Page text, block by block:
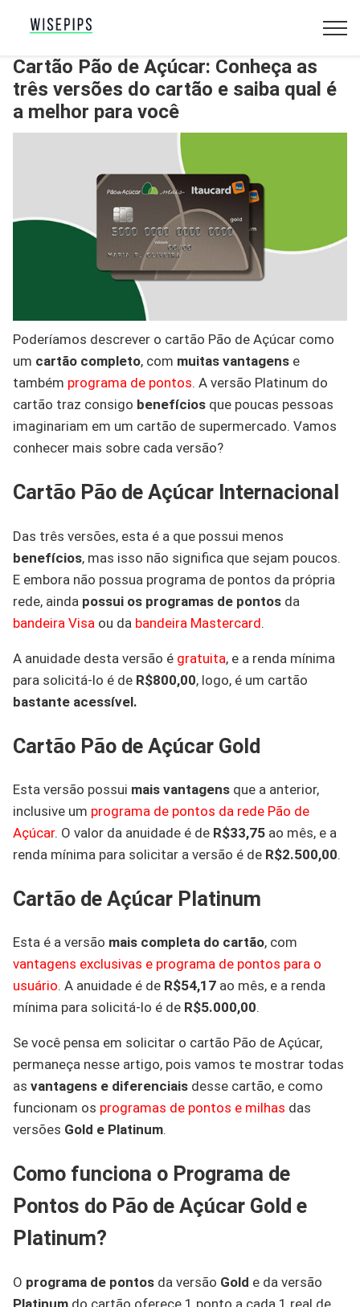
Cartão Pão de Açúcar: Conheça as
três versões do cartão e saiba qual é
a melhor para você
Poderíamos descrever o cartão Pão de Açúcar como
um cartão completo, com muitas vantagens e
também programa de pontos. A versão Platinum do
cartão traz consigo benefícios que poucas pessoas
imaginariam em um cartão de supermercado. Vamos
conhecer mais sobre cada versão?
Cartão Pão de Açúcar Internacional
Das três versões, esta é a que possui menos
benefícios, mas isso não significa que sejam poucos.
E embora não possua programa de pontos da própria
rede, ainda possui os programas de pontos da
bandeira Visa ou da bandeira Mastercard.
A anuidade desta versão é gratuita, e a renda mínima
para solicitá-lo é de R$800,00, logo, é um cartão
bastante acessível.
Cartão Pão de Açúcar Gold
Esta versão possui mais vantagens que a anterior,
inclusive um programa de pontos da rede Pão de
Açúcar. O valor da anuidade é de R$33,75 ao mês, e a
renda mínima para solicitar a versão é de R$2.500,00.
Cartão de Açúcar Platinum
Esta é a versão mais completa do cartão, com
vantagens exclusivas e programa de pontos para o
usuário. A anuidade é de R$54,17 ao mês, e a renda
mínima para solicitá-lo é de R$5.000,00.
Se você pensa em solicitar o cartão Pão de Açúcar,
permaneça nesse artigo, pois vamos te mostrar todas
as vantagens e diferenciais desse cartão, e como
funcionam os programas de pontos e milhas das
versões Gold e Platinum.
Como funciona o Programa de
Pontos do Pão de Açúcar Gold e
Platinum?
O programa de pontos da versão Gold e da versão
Platinum do cartão oferece 1 ponto a cada 1 real de